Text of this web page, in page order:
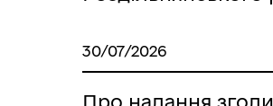
30/07/2026
Про надання